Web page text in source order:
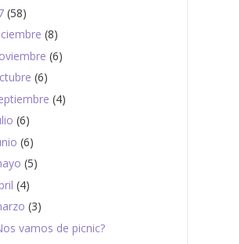
(58)
(8)
(6)
(6)
(4)
(6)
(6)
(5)
(4)
(3)
vamos de picnic?